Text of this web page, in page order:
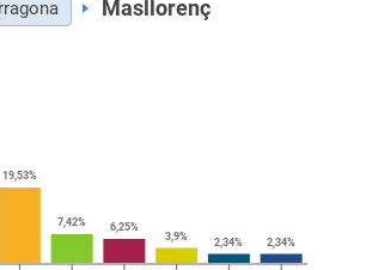
Masllorenç
19,53%
7,42% 6,25%
3,9%
2,34% 2,34%